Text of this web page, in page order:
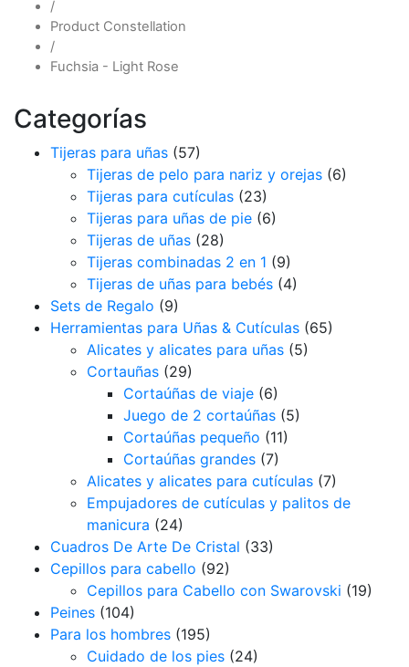
/
Product Constellation
/
Fuchsia - Light Rose
Categorías
Tijeras para uñas (57)
Tijeras de pelo para nariz y orejas (6)
Tijeras para cutículas (23)
Tijeras para uñas de pie (6)
Tijeras de uñas (28)
Tijeras combinadas 2 en 1 (9)
Tijeras de uñas para bebés (4)
Sets de Regalo (9)
Herramientas para Uñas & Cutículas (65)
Alicates y alicates para uñas (5)
Cortauñas (29)
Cortaúñas de viaje (6)
Juego de 2 cortaúñas (5)
Cortaúñas pequeño (11)
Cortaúñas grandes (7)
Alicates y alicates para cutículas (7)
Empujadores de cutículas y palitos de
manicura (24)
Cuadros De Arte De Cristal (33)
Cepillos para cabello (92)
Cepillos para Cabello con Swarovski (19)
Peines (104)
Para los hombres (195)
Cuidado de los pies (24)